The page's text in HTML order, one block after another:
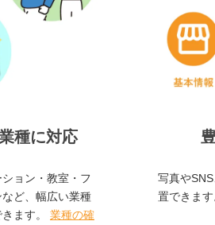
種に対応
ョン・教室・フ
ど、幅広い業種
ます。 業種の確
写真や
置できます